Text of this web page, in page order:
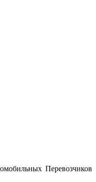
Перевозчиков